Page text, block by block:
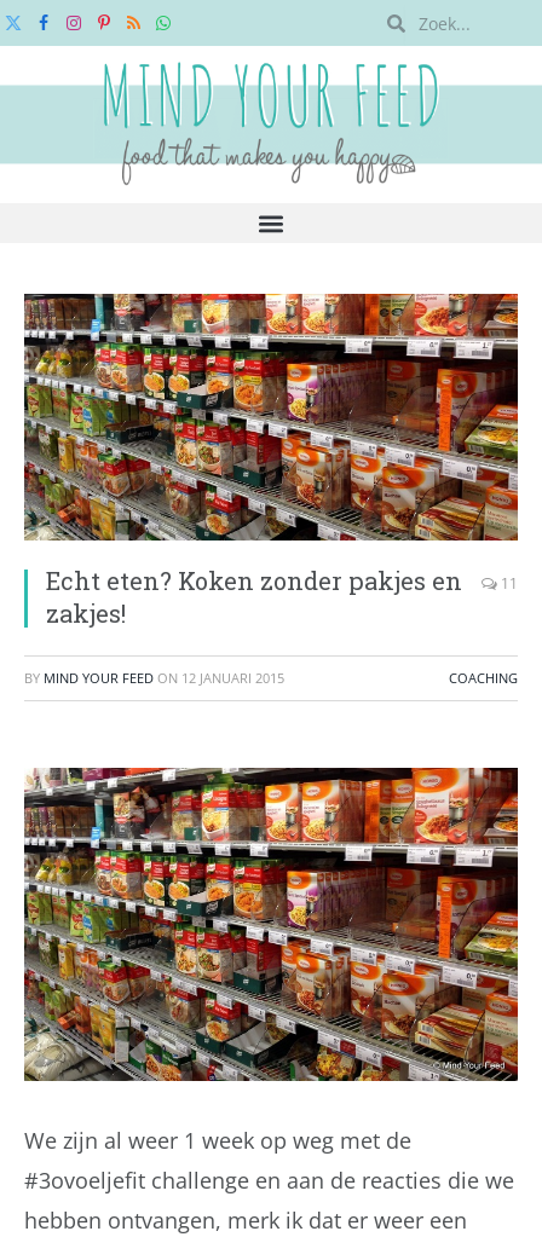
X
FacebookInstagram
Pinterest
RSSWhatsApp
Echt eten? Koken zonder pakjes en
zakjes!
11
BY MIND YOUR FEED ON 12 JANUARI 2015 COACHING
We zijn al weer 1 week op weg met de
#3ovoeljefit challenge en aan de reacties die we
hebben ontvangen, merk ik dat er weer een